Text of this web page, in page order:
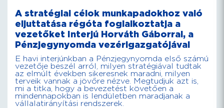
A stratégiai célok munkapadokhoz való
eljuttatása régóta foglalkoztatja a
vezetőket Interjú Horváth Gáborral, a
Pénzjegynyomda vezérigazgatójával
E havi interjúnkban a Pénzjegynyomda első számú
vezetője beszél arról, milyen stratégiával tudtak
az elmúlt években sikeresnek maradni, milyen
terveik vannak a jövőre nézve. Megtudjuk azt is,
mi a titka, hogy a bevezetést követően a
mindennapokban is lendületben maradjanak a
vállalatirányítási rendszerek.